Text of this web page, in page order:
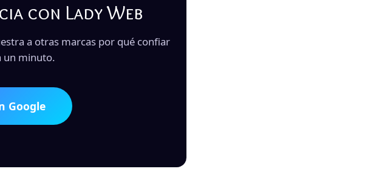
con Lady Web
a otras marcas por qué confiar
un minuto.
Google